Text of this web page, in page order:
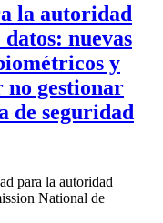
la autoridad
nuevas
y
no gestionar
de seguridad
para la autoridad
National de